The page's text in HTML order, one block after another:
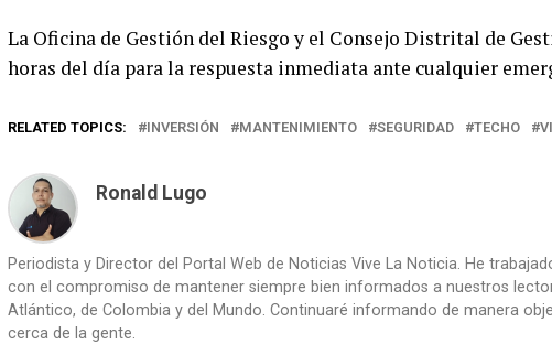
La Oficina de Gestión del Riesgo y el Consejo Distrital de
horas del día para la respuesta inmediata ante cualquier
RELATED TOPICS: INVERSIÓN MANTENIMIENTO SEGURIDAD TECHO
Ronald Lugo
Periodista y Director del Portal Web de Noticias Vive La Noticia. He
con el compromiso de mantener siempre bien informados a nuestros
Atlántico, de Colombia y del Mundo. Continuaré informando de manera
cerca de la gente.